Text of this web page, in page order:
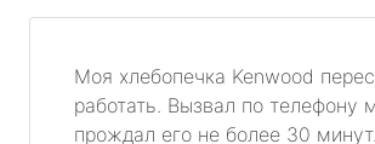
Моя хлебопечка Kenwood
работать. Вызвал по телефону
прождал его не более 30 минут.